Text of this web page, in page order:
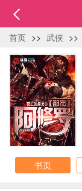
首页 >> 武侠 >>
书页